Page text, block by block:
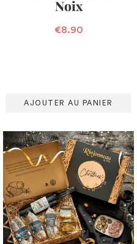
Noix
€8.90
AJOUTER AU PANIER